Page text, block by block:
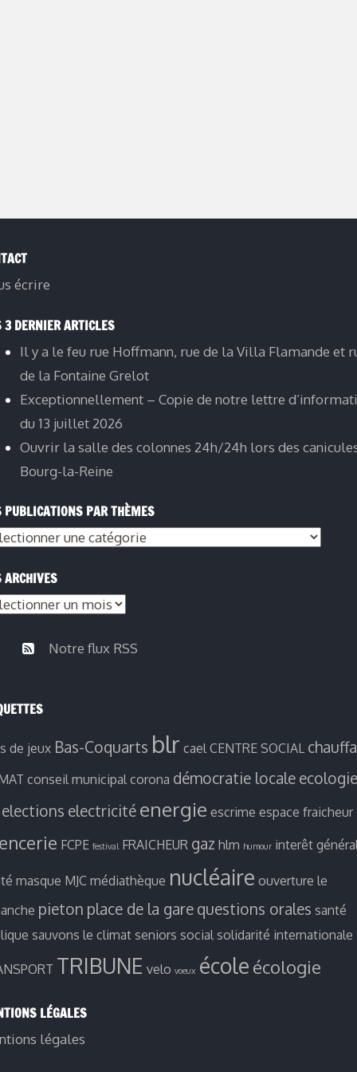
écrire
3 DERNIER ARTICLES
Il y a le feu rue Hoffmann, rue de la Villa Flamande et
de la Fontaine Grelot
Exceptionnellement – Copie de notre lettre
du 13 juillet 2026
Ouvrir la salle des colonnes 24h/24h lors des
Bourg-la-Reine
PUBLICATIONS PAR THÈMES
ARCHIVES
Notre flux RSS
de jeux Bas-Coquarts blr cael CENTRE SOCIAL
conseil municipal corona démocratie locale ecologie
elections electricité energie escrime espace fraicheur
FCPE festival FRAICHEUR gaz hlm humour interêt
masque MJC médiathèque nucléaire ouverture le
pieton place de la gare questions orales santé
sauvons le climat seniors social solidarité internationale
TRIBUNE velo voeux école écologie
LÉGALES
légales